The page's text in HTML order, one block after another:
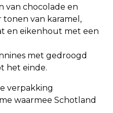
van chocolade en
van karamel,
en eikenhout met een
met gedroogd
het einde.
verpakking
waarmee Schotland